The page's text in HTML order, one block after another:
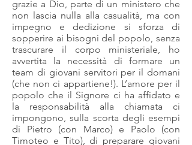
grazie a Dio, parte di un ministero che
non lascia nulla alla casualità, ma con
impegno e dedizione si sforza di
sopperire ai bisogni del popolo, senza
trascurare il corpo ministeriale, ho
avvertita la necessità di formare un
team di giovani servitori per il domani
(che non ci appartiene!). L’amore per il
popolo che il Signore ci ha affidato e
la responsabilità alla chiamata ci
impongono, sulla scorta degli esempi
di Pietro (con Marco) e Paolo (con
Timoteo e Tito), di preparare giovani